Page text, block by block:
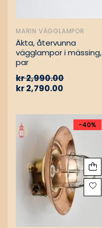
MARIN VÄGGLAMPOR
Äkta, återvunna
vägglampor i mässing,
par
kr2,990.00
kr2,790.00
-40%